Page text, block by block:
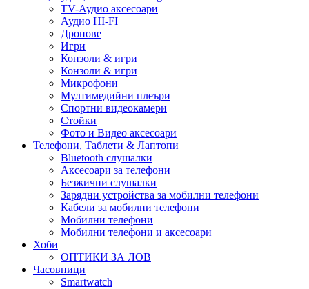
TV-Аудио аксесоари
Аудио HI-FI
Дронове
Игри
Конзоли & игри
Конзоли & игри
Микрофони
Мултимедийни плеъри
Спортни видеокамери
Стойки
Фото и Видео аксесоари
Телефони, Таблети & Лаптопи
Bluetooth слушалки
Аксесоари за телефони
Безжични слушалки
Зарядни устройства за мобилни телефони
Кабели за мобилни телефони
Мобилни телефони
Мобилни телефони и аксесоари
Хоби
ОПТИКИ ЗА ЛОВ
Часовници
Smartwatch